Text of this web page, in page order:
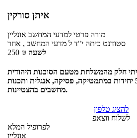
איתן סורקין
מורה פרטי למדעי המחשב אונליין
סטודנט כיתה י"ד ל מדעי המחשב , אחר
250 ₪ לשעה
חלק מהמשלחת מטעם הסוכנות היהודית
לארצות הברית. סיימתי 5 יחידות במתמטיקה, פסיקה, אנגלית ותכנות
מחשבים בהצטיינות.
להציג טלפון
לשלוח ווצאפ
לפרופיל המלא
אונליין